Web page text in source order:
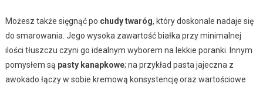
Możesz także sięgnąć po chudy twaróg, który doskonale nadaje się
do smarowania. Jego wysoka zawartość białka przy minimalnej
ilości tłuszczu czyni go idealnym wyborem na lekkie poranki. Innym
pomysłem są pasty kanapkowe; na przykład pasta jajeczna z
awokado łączy w sobie kremową konsystencję oraz wartościowe